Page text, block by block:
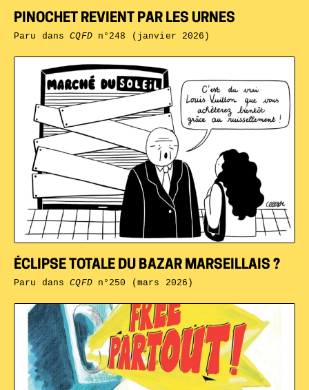
ÉCLIPSE TOTALE DU BAZAR MARSEILLAIS ?
Paru dansCQFDn°250 (mars 2026)
PINOCHET REVIENT PAR LES URNES
Paru dansCQFDn°248 (janvier 2026)